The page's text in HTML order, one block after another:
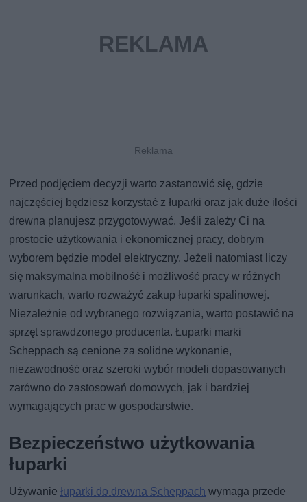
Przed podjęciem decyzji warto zastanowić się, gdzie
najczęściej będziesz korzystać z łuparki oraz jak duże ilości
drewna planujesz przygotowywać. Jeśli zależy Ci na
prostocie użytkowania i ekonomicznej pracy, dobrym
wyborem będzie model elektryczny. Jeżeli natomiast liczy
się maksymalna mobilność i możliwość pracy w różnych
warunkach, warto rozważyć zakup łuparki spalinowej.
Niezależnie od wybranego rozwiązania, warto postawić na
sprzęt sprawdzonego producenta. Łuparki marki
Scheppach są cenione za solidne wykonanie,
niezawodność oraz szeroki wybór modeli dopasowanych
zarówno do zastosowań domowych, jak i bardziej
wymagających prac w gospodarstwie.
Bezpieczeństwo użytkowania
łuparki
Używaniełuparki do drewna Scheppach wymaga przede